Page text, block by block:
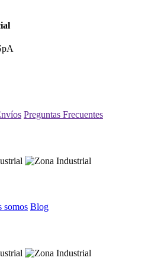
Preguntas Frecuentes
somos Blog